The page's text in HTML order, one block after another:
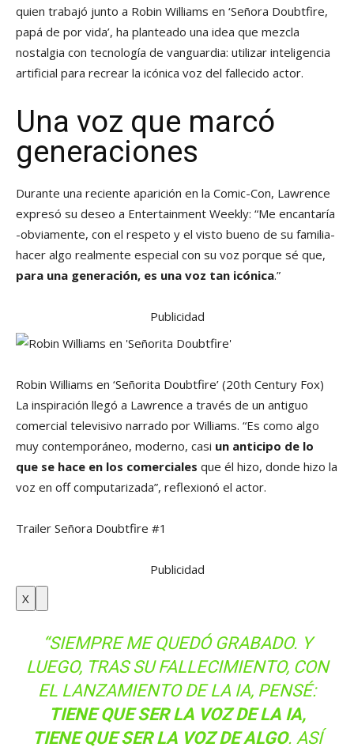
quien trabajó junto a Robin Williams en ‘Señora Doubtfire,
papá de por vida’, ha planteado una idea que mezcla
nostalgia con tecnología de vanguardia: utilizar inteligencia
artificial para recrear la icónica voz del fallecido actor.
Una voz que marcó
generaciones
Durante una reciente aparición en la Comic-Con, Lawrence
expresó su deseo a Entertainment Weekly: “Me encantaría
-obviamente, con el respeto y el visto bueno de su familia-
hacer algo realmente especial con su voz porque sé que,
para una generación, es una voz tan icónica.”
Publicidad
Robin Williams en ‘Señorita Doubtfire’ (20th Century Fox)
La inspiración llegó a Lawrence a través de un antiguo
comercial televisivo narrado por Williams. “Es como algo
muy contemporáneo, moderno, casi un anticipo de lo
que se hace en los comerciales que él hizo, donde hizo la
voz en off computarizada”, reflexionó el actor.
Trailer Señora Doubtfire #1
Publicidad
X
“SIEMPRE ME QUEDÓ GRABADO. Y
LUEGO, TRAS SU FALLECIMIENTO, CON
EL LANZAMIENTO DE LA IA, PENSÉ:
TIENE QUE SER LA VOZ DE LA IA,
TIENE QUE SER LA VOZ DE ALGO. ASÍ